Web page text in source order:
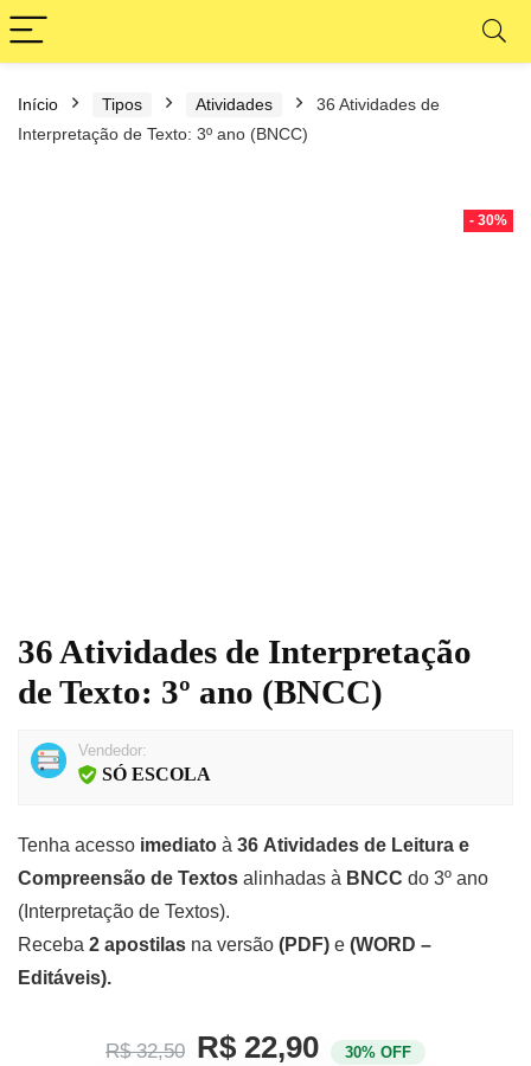
Início Tipos Atividades
36 Atividades de
Interpretação de Texto: 3º ano (BNCC)
- 30%
36 Atividades de Interpretação
de Texto: 3º ano (BNCC)
Vendedor:
SÓ ESCOLA
Tenha acesso imediato à 36 Atividades de Leitura e
Compreensão de Textos alinhadas à BNCC do 3º ano
(Interpretação de Textos).
Receba 2 apostilas na versão (PDF) e (WORD –
Editáveis).
R$ 32,50 R$ 22,90 30% OFF